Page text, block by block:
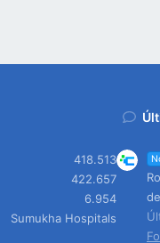
418.513
422.657
6.954
Sumukha Hospitals